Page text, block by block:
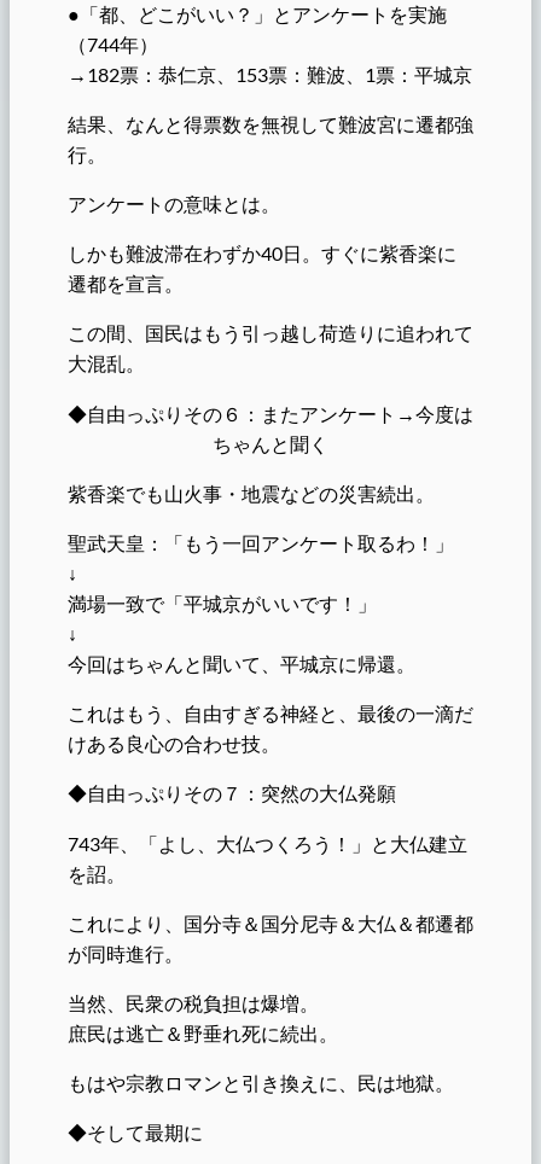
●「都、どこがいい？」とアンケートを実施
（744年）
→182票：恭仁京、153票：難波、1票：平城京
結果、なんと得票数を無視して難波宮に遷都強
行。
アンケートの意味とは。
しかも難波滞在わずか40日。すぐに紫香楽に
遷都を宣言。
この間、国民はもう引っ越し荷造りに追われて
大混乱。
◆自由っぷりその６：またアンケート→今度は
ちゃんと聞く
紫香楽でも山火事・地震などの災害続出。
聖武天皇：「もう一回アンケート取るわ！」
↓
満場一致で「平城京がいいです！」
↓
今回はちゃんと聞いて、平城京に帰還。
これはもう、自由すぎる神経と、最後の一滴だ
けある良心の合わせ技。
◆自由っぷりその７：突然の大仏発願
743年、「よし、大仏つくろう！」と大仏建立
を詔。
これにより、国分寺＆国分尼寺＆大仏＆都遷都
が同時進行。
当然、民衆の税負担は爆増。
庶民は逃亡＆野垂れ死に続出。
もはや宗教ロマンと引き換えに、民は地獄。
◆そして最期に